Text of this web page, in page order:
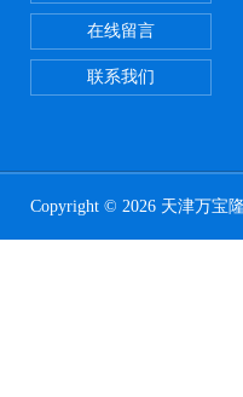
在线留言
联系我们
Copyright © 2026 天津万宝